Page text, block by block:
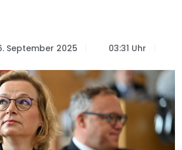
September 2025 03:31 Uhr